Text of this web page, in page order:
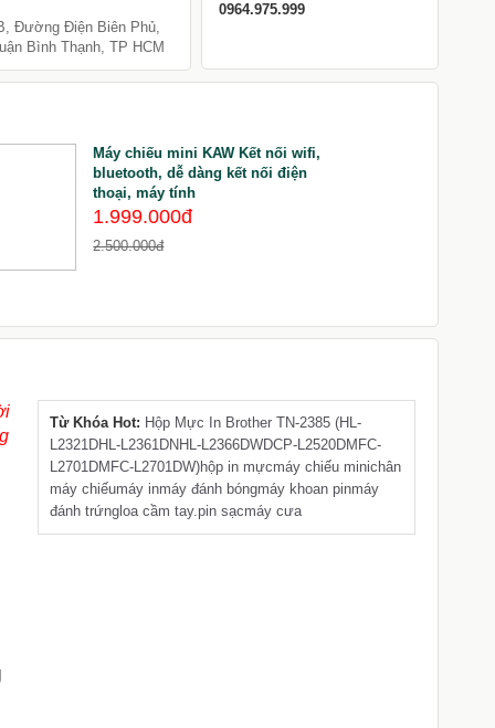
Đường Điện Biên Phủ,
Bình Thạnh, TP HCM
0964.975.999
Máy chiếu mini KAW Kết nối wifi,
bluetooth, dễ dàng kết nối điện
thoại, máy tính
1.999.000đ
2.500.000đ
Từ Khóa Hot: Hộp Mực In Brother TN-2385 (HL-
L2321DHL-L2361DN HL-L2366DWDCP-L2520DMFC-
L2701DMFC-L2701DW)hộp in mựcmáy chiếu minichân
máy chiếumáy inmáy đánh bóngmáy khoan pinmáy
đánh trứngloa cầm tay.pin sạcmáy cưa